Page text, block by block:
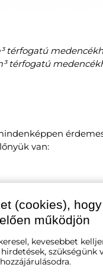
térfogatú
térfogatú
van:
(cookies),
működjön
kevesebbet
szükségünk